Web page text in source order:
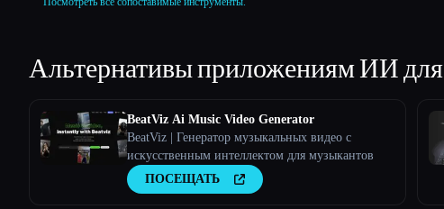
Альтернативы приложениям ИИ для
BeatViz Ai Music Video Generator
BeatViz | Генератор музыкальных видео с
искусственным интеллектом для музыкантов
ПОСЕЩАТЬ